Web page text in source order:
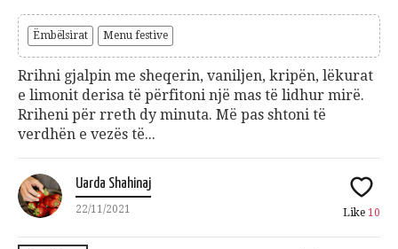
Ëmbëlsirat Menu festive
Rrihni gjalpin me sheqerin, vaniljen, kripën, lëkurat
e limonit derisa të përfitoni një mas të lidhur mirë.
Rriheni për rreth dy minuta. Më pas shtoni të
verdhën e vezës të...
Uarda Shahinaj
22/11/2021 Like 10